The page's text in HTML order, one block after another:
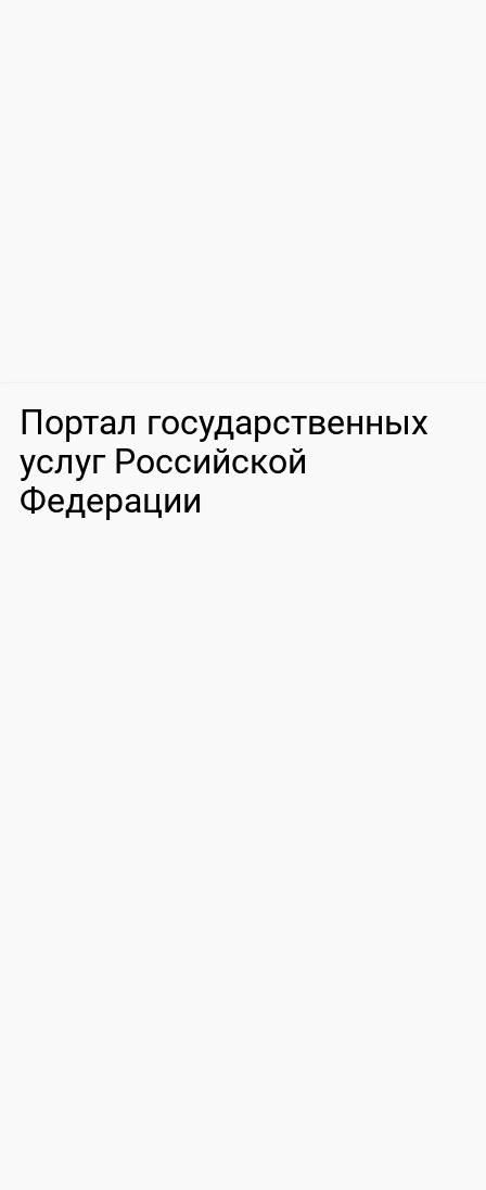
Портал государственных
услуг Российской
Федерации